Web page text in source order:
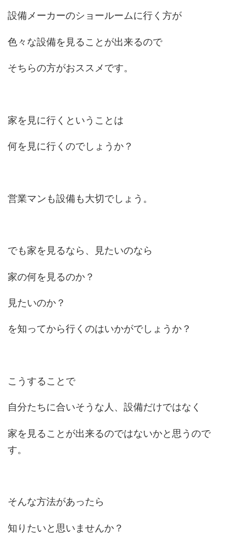
設備メーカーのショールームに行く方が
色々な設備を見ることが出来るので
そちらの方がおススメです。
家を見に行くということは
何を見に行くのでしょうか？
営業マンも設備も大切でしょう。
でも家を見るなら、見たいのなら
家の何を見るのか？
見たいのか？
を知ってから行くのはいかがでしょうか？
こうすることで
自分たちに合いそうな人、設備だけではなく
家を見ることが出来るのではないかと思うので
す。
そんな方法があったら
知りたいと思いませんか？